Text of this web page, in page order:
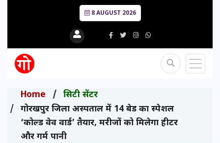
8 AUGUST 2026
Home
सिटी सेंटर
गोरखपुर जिला अस्पताल में 14 बेड का स्पेशल
‘कोल्ड वेव वार्ड’ तैयार, मरीजों को मिलेगा हीटर
और गर्म पानी